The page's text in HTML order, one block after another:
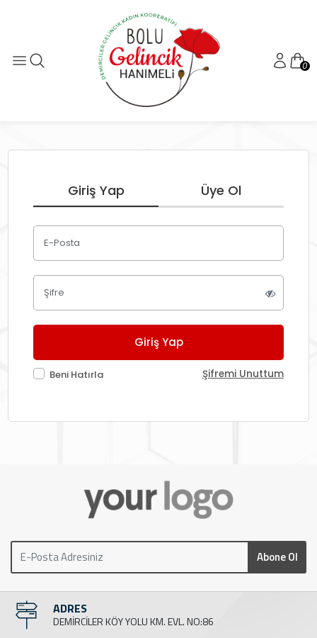
0
Giriş Yap Üye Ol
E-Posta
Şifre
Giriş Yap
Beni Hatırla Şifremi Unuttum
Abone Ol
ADRES
DEMİRCİLER KÖY YOLU KM. EVL. NO:86